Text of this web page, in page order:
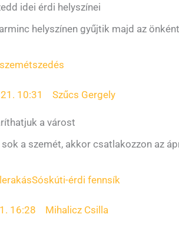
idei érdi helyszínei
helyszínen gyűjtik majd az
szemétszedés
10:31 Szűcs Gergely
a várost
sok a szemét, akkor csatlakozzon az
Sóskúti-érdi fennsík
16:28 Mihalicz Csilla